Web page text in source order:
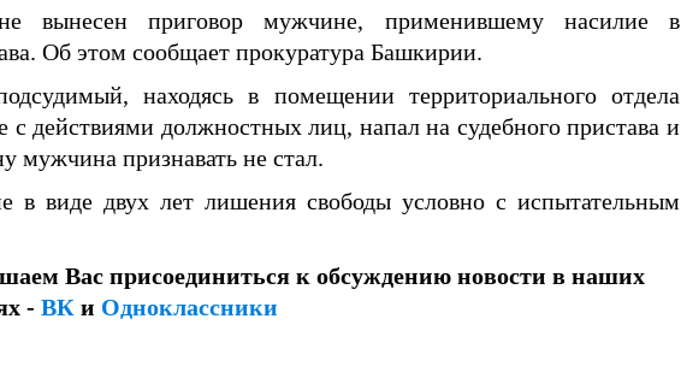
вынесен приговор мужчине, применившему насилие в
Об этом сообщает прокуратура Башкирии.
находясь в помещении территориального отдела
действиями должностных лиц, напал на судебного пристава и
мужчина признавать не стал.
в виде двух лет лишения свободы условно с испытательным
Вас присоединиться к обсуждению новости в наших
- ВК и Одноклассники